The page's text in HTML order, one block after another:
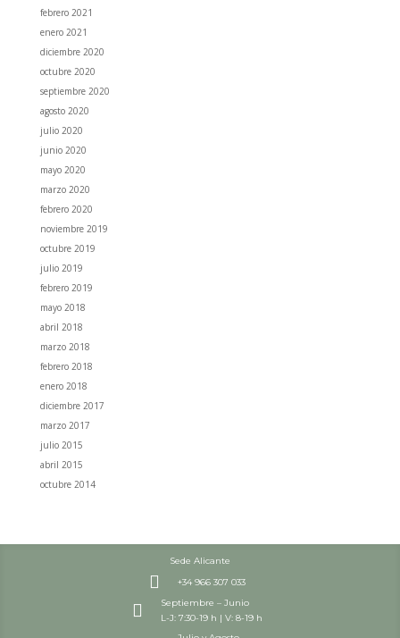
febrero 2021
enero 2021
diciembre 2020
octubre 2020
septiembre 2020
agosto 2020
julio 2020
junio 2020
mayo 2020
marzo 2020
febrero 2020
noviembre 2019
octubre 2019
julio 2019
febrero 2019
mayo 2018
abril 2018
marzo 2018
febrero 2018
enero 2018
diciembre 2017
marzo 2017
julio 2015
abril 2015
octubre 2014
Sede Alicante
 +34 966 307 033

Septiembre – Junio
L-J: 7:30-19 h | V: 8-19 h